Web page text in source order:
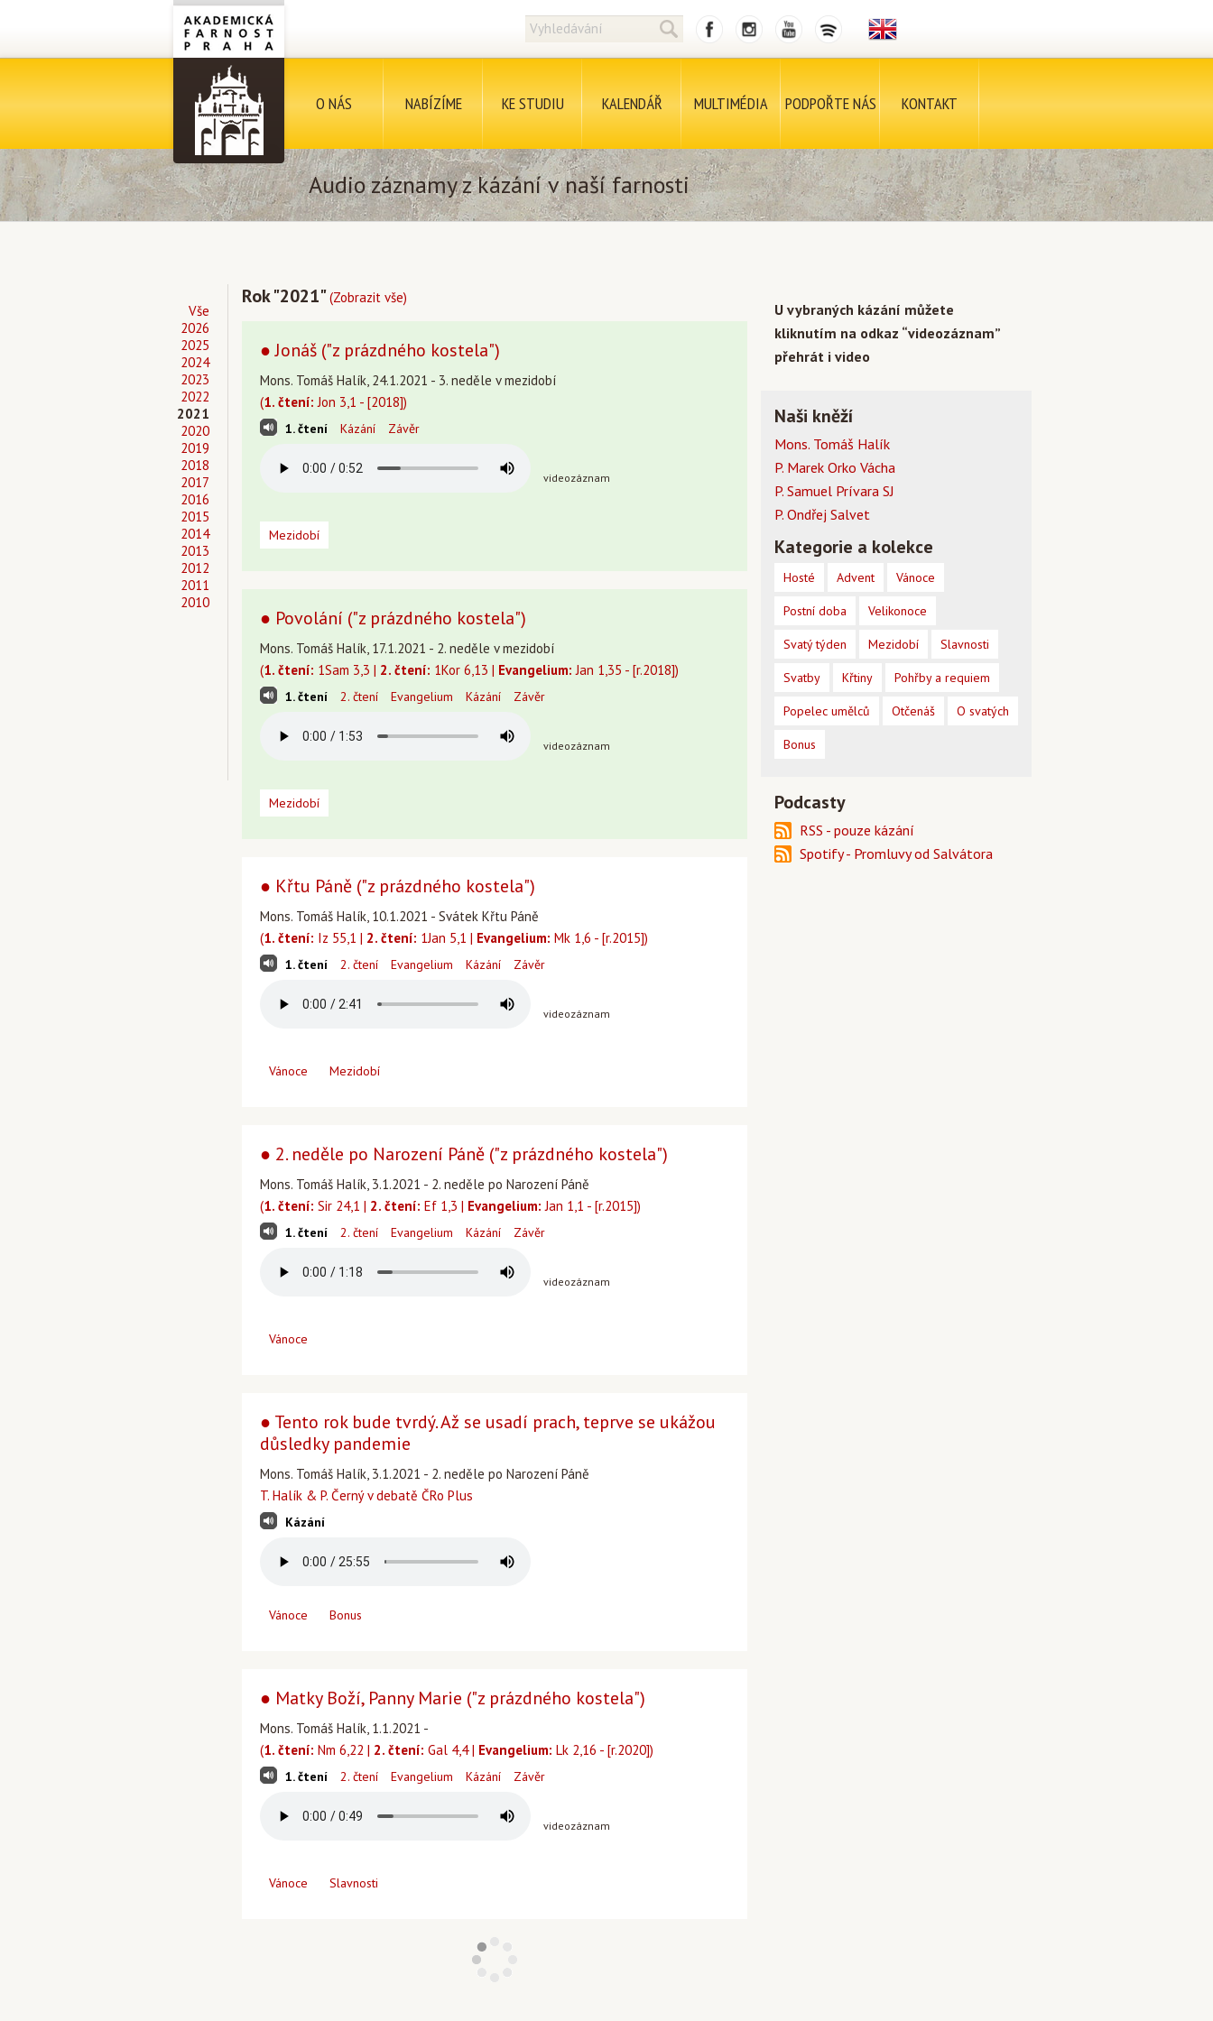
O NÁS NABÍZÍME KE STUDIU KALENDÁŘ MULTIMÉDIA PODPOŘTE NÁS KONTAKT
Audio záznamy z kázání v naší farnosti
Vše
2026
2025
2024
2023
2022
2021
2020
2019
2018
2017
2016
2015
2014
2013
2012
2011
2010
Rok "2021"(Zobrazit vše)
● Jonáš ("z prázdného kostela")
Mons. Tomáš Halík, 24.1.2021 - 3. neděle v mezidobí
(1. čtení: Jon 3,1 - [2018])
1. čtení Kázání Závěr
videozáznam
Mezidobí
● Povolání ("z prázdného kostela")
Mons. Tomáš Halík, 17.1.2021 - 2. neděle v mezidobí
(1. čtení: 1Sam 3,3 | 2. čtení: 1Kor 6,13 | Evangelium: Jan 1,35 - [r.2018])
1. čtení 2. čtení Evangelium Kázání Závěr
videozáznam
Mezidobí
● Křtu Páně ("z prázdného kostela")
Mons. Tomáš Halík, 10.1.2021 - Svátek Křtu Páně
(1. čtení: Iz 55,1 | 2. čtení: 1Jan 5,1 | Evangelium: Mk 1,6 - [r.2015])
1. čtení 2. čtení Evangelium Kázání Závěr
videozáznam
Vánoce Mezidobí
● 2. neděle po Narození Páně ("z prázdného kostela")
Mons. Tomáš Halík, 3.1.2021 - 2. neděle po Narození Páně
(1. čtení: Sir 24,1 | 2. čtení: Ef 1,3 | Evangelium: Jan 1,1 - [r.2015])
1. čtení 2. čtení Evangelium Kázání Závěr
videozáznam
Vánoce
● Tento rok bude tvrdý. Až se usadí prach, teprve se ukážou
důsledky pandemie
Mons. Tomáš Halík, 3.1.2021 - 2. neděle po Narození Páně
T. Halík & P. Černý v debatě ČRo Plus
Kázání
Vánoce Bonus
● Matky Boží, Panny Marie ("z prázdného kostela")
Mons. Tomáš Halík, 1.1.2021 -
(1. čtení: Nm 6,22 | 2. čtení: Gal 4,4 | Evangelium: Lk 2,16 - [r.2020])
1. čtení 2. čtení Evangelium Kázání Závěr
videozáznam
Vánoce Slavnosti
U vybraných kázání můžete
kliknutím na odkaz “videozáznam”
přehrát i video
Naši kněží
Mons. Tomáš Halík
P. Marek Orko Vácha
P. Samuel Prívara SJ
P. Ondřej Salvet
Kategorie a kolekce
Hosté Advent Vánoce
Postní doba Velikonoce
Svatý týden Mezidobí Slavnosti
Svatby Křtiny Pohřby a requiem
Popelec umělců Otčenáš O svatých
Bonus
Podcasty
RSS - pouze kázání
Spotify - Promluvy od Salvátora